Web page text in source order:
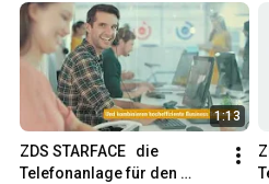
1:13
ZDS STARFACE   die
Telefonanlage für den